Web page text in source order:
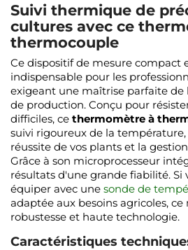
Suivi thermique de
cultures avec ce
thermocouple
Ce dispositif de mesure compact
indispensable pour les
exigeant une maîtrise parfaite
de production. Conçu pour
difficiles, ce thermomètre à
suivi rigoureux de la
réussite de vos plants et la
Grâce à son microprocesseur
résultats d'une grande fiabilité. Si
équiper avec une sonde de
adaptée aux besoins agricoles,
robustesse et haute technologie.
Caractéristiques